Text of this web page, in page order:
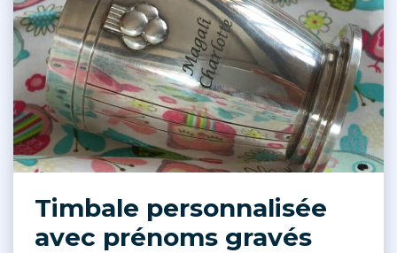
Timbale personnalisée
avec prénoms gravés